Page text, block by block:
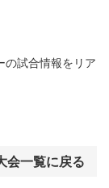
の試合情報をリア
会一覧に戻る